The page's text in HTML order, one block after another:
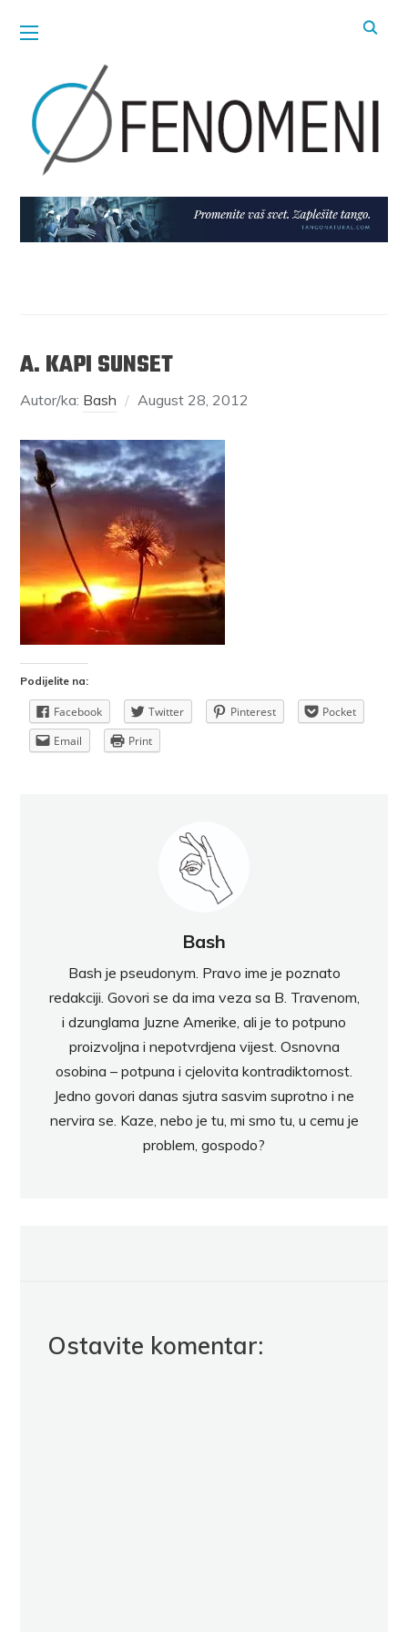
A. KAPI SUNSET
Autor/ka: Bash August 28, 2012
Podijelite na:
Facebook Twitter Pinterest
Pocket
Email
Print
Bash
Bash je pseudonym. Pravo ime je poznato
redakciji. Govori se da ima veza sa B. Travenom,
i dzunglama Juzne Amerike, ali je to potpuno
proizvoljna i nepotvrdjena vijest. Osnovna
osobina – potpuna i cjelovita kontradiktornost.
Jedno govori danas sjutra sasvim suprotno i ne
nervira se. Kaze, nebo je tu, mi smo tu, u cemu je
problem, gospodo?
Ostavite komentar: